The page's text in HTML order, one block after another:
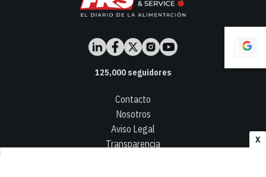
X
125,000seguidores
Contacto
Nosotros
Aviso Legal
Transparencia